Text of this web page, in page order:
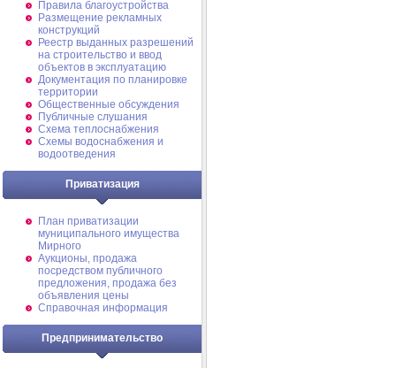
Правила благоустройства
Размещение рекламных
конструкций
Реестр выданных разрешений
на строительство и ввод
объектов в эксплуатацию
Документация по планировке
территории
Общественные обсуждения
Публичные слушания
Схема теплоснабжения
Схемы водоснабжения и
водоотведения
Приватизация
План приватизации
муниципального имущества
Мирного
Аукционы, продажа
посредством публичного
предложения, продажа без
объявления цены
Справочная информация
Предпринимательство